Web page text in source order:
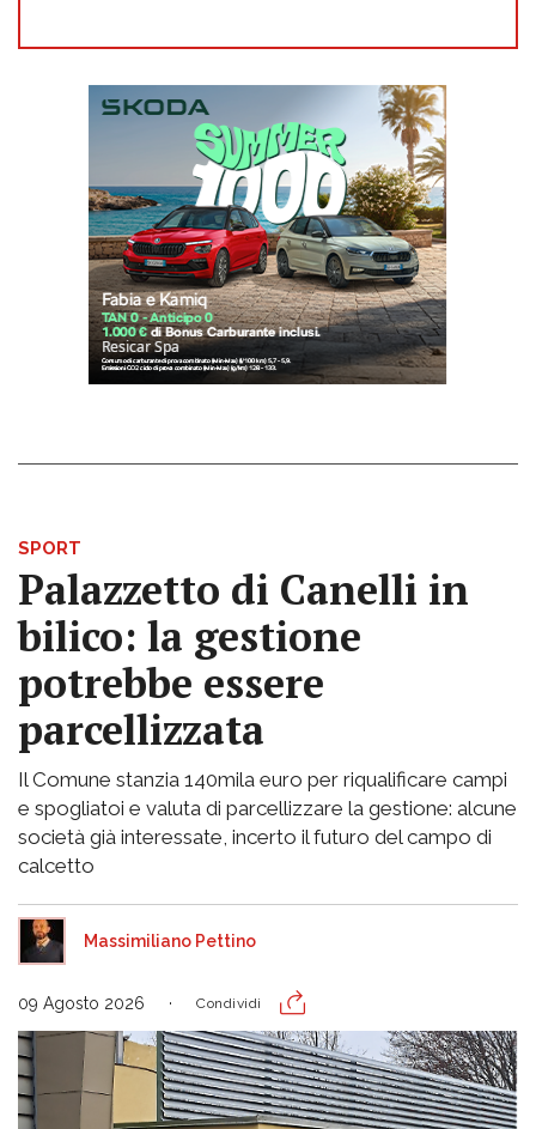
SPORT
Palazzetto di Canelli in
bilico: la gestione
potrebbe essere
parcellizzata
Il Comune stanzia 140mila euro per riqualificare campi
e spogliatoi e valuta di parcellizzare la gestione: alcune
società già interessate, incerto il futuro del campo di
calcetto
Massimiliano Pettino
09 Agosto 2026 Condividi